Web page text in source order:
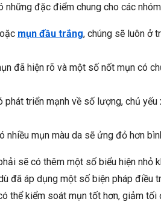
những đặc điểm chung cho các
mụn đầu trắng, chúng sẽ luôn ở
đã hiện rõ và một số nốt mụn có
triển mạnh về số lượng, chủ yếu
nhiều mụn màu da sẽ ửng đỏ hơn
sẽ có thêm một số biểu hiện nhỏ
đã áp dụng một số biện pháp điều
thể kiểm soát mụn tốt hơn, giảm tối